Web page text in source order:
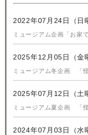
2022年07月24日（日
ミュージアム企画「お家
2025年12月05日（金
ミュージアム冬企画 「
2025年07月12日（土
ミュージアム夏企画 「
2024年07月03日（水